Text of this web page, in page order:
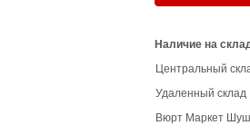
Наличие на
Центральный
Удаленный склад
Вюрт Маркет